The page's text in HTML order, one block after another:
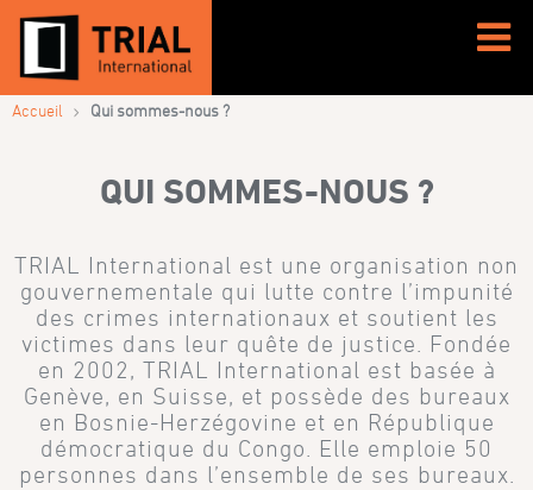
QUI SOMMES-NOUS ?
Accueil › Qui sommes-nous ?
QUI SOMMES-NOUS ?
TRIAL International est une organisation non
gouvernementale qui lutte contre l’impunité
des crimes internationaux et soutient les
victimes dans leur quête de justice. Fondée
en 2002, TRIAL International est basée à
Genève, en Suisse, et possède des bureaux
en Bosnie-Herzégovine et en République
démocratique du Congo. Elle emploie 50
personnes dans l’ensemble de ses bureaux.